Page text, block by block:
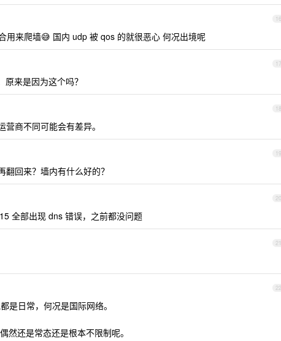
16
用来爬墙😅 国内 udp 被 qos 的就很恶心 何况出境呢
17
来是因为这个吗？
18
商不同可能会有差异。
19
回来？墙内有什么好的？
20
全部出现 dns 错误，之前都没问题
21
22
是日常，何况是国际网络。
然还是常态还是根本不限制呢。